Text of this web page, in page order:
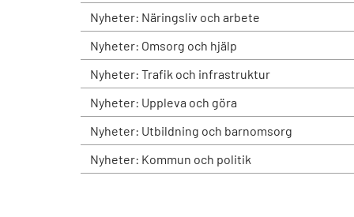
Nyheter: Näringsliv och arbete
Nyheter: Omsorg och hjälp
Nyheter: Trafik och infrastruktur
Nyheter: Uppleva och göra
Nyheter: Utbildning och barnomsorg
Nyheter: Kommun och politik